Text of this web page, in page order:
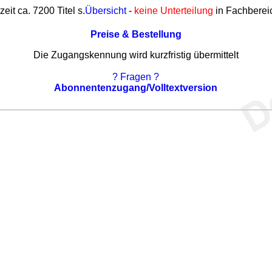
ca. 7200 Titel s.Übersicht- keine Unterteilung in
Preise & Bestellung
Die Zugangskennung wird kurzfristig übermittelt
? Fragen ?
Abonnentenzugang/Volltextversion